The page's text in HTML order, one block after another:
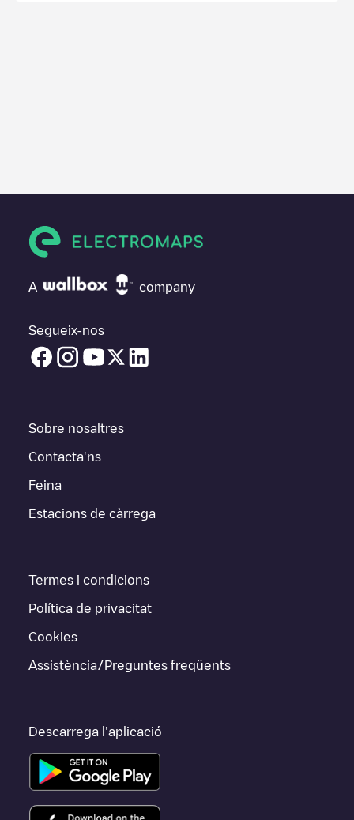
A company
Segueix-nos
Sobre nosaltres
Contacta'ns
Feina
Estacions de càrrega
Termes i condicions
Política de privacitat
Cookies
Assistència/Preguntes freqüents
Descarrega l'aplicació